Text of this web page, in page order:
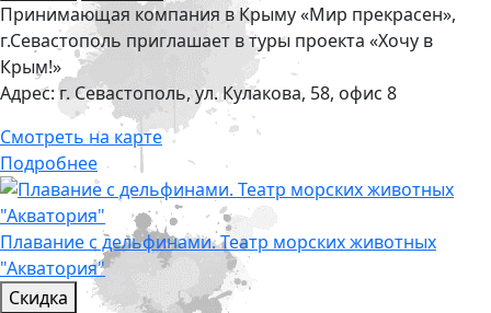
Принимающая компания в Крыму «Мир прекрасен»,
г.Севастополь приглашает в туры проекта «Хочу в
Крым!»
Адрес:г. Севастополь, ул. Кулакова, 58, офис 8
Смотреть на карте
Подробнее
Плавание с дельфинами. Театр морских животных
"Акватория"
Скидка